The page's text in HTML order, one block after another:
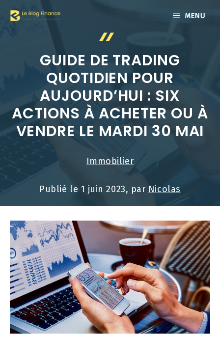
MENU
GUIDE DE TRADING
QUOTIDIEN POUR
AUJOURD’HUI : SIX
ACTIONS À ACHETER OU À
VENDRE LE MARDI 30 MAI
Immobilier
Publié le 1 juin 2023, par Nicolas